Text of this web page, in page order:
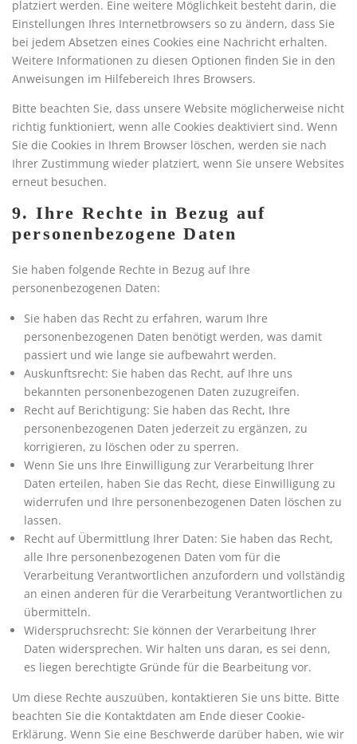
g
platziert werden. Eine weitere Möglichkeit besteht darin, die
Einstellungen Ihres Internetbrowsers so zu ändern, dass Sie
bei jedem Absetzen eines Cookies eine Nachricht erhalten.
Weitere Informationen zu diesen Optionen finden Sie in den
Anweisungen im Hilfebereich Ihres Browsers.
Bitte beachten Sie, dass unsere Website möglicherweise nicht
richtig funktioniert, wenn alle Cookies deaktiviert sind. Wenn
Sie die Cookies in Ihrem Browser löschen, werden sie nach
Ihrer Zustimmung wieder platziert, wenn Sie unsere Websites
erneut besuchen.
9. Ihre Rechte in Bezug auf
personenbezogene Daten
Sie haben folgende Rechte in Bezug auf Ihre
personenbezogenen Daten:
Sie haben das Recht zu erfahren, warum Ihre
personenbezogenen Daten benötigt werden, was damit
passiert und wie lange sie aufbewahrt werden.
Auskunftsrecht: Sie haben das Recht, auf Ihre uns
bekannten personenbezogenen Daten zuzugreifen.
Recht auf Berichtigung: Sie haben das Recht, Ihre
personenbezogenen Daten jederzeit zu ergänzen, zu
korrigieren, zu löschen oder zu sperren.
Wenn Sie uns Ihre Einwilligung zur Verarbeitung Ihrer
Daten erteilen, haben Sie das Recht, diese Einwilligung zu
widerrufen und Ihre personenbezogenen Daten löschen zu
lassen.
Recht auf Übermittlung Ihrer Daten: Sie haben das Recht,
alle Ihre personenbezogenen Daten vom für die
Verarbeitung Verantwortlichen anzufordern und vollständig
an einen anderen für die Verarbeitung Verantwortlichen zu
übermitteln.
Widerspruchsrecht: Sie können der Verarbeitung Ihrer
Daten widersprechen. Wir halten uns daran, es sei denn,
es liegen berechtigte Gründe für die Bearbeitung vor.
Um diese Rechte auszuüben, kontaktieren Sie uns bitte. Bitte
beachten Sie die Kontaktdaten am Ende dieser Cookie-
Erklärung. Wenn Sie eine Beschwerde darüber haben, wie wir